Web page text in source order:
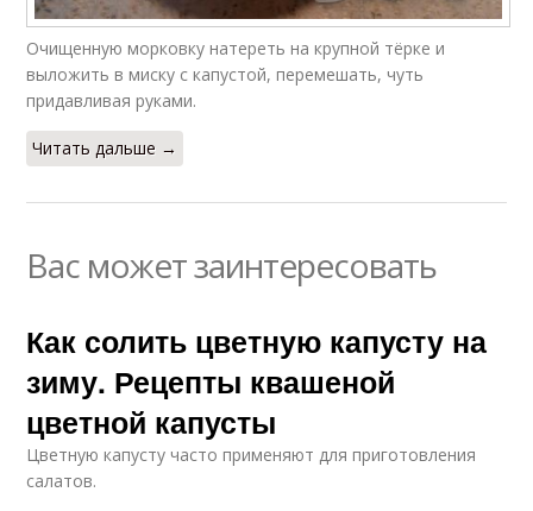
Очищенную морковку натереть на крупной тёрке и
выложить в миску с капустой, перемешать, чуть
придавливая руками.
Читать дальше →
Вас может заинтересовать
Как солить цветную капусту на
зиму. Рецепты квашеной
цветной капусты
Цветную капусту часто применяют для приготовления
салатов.